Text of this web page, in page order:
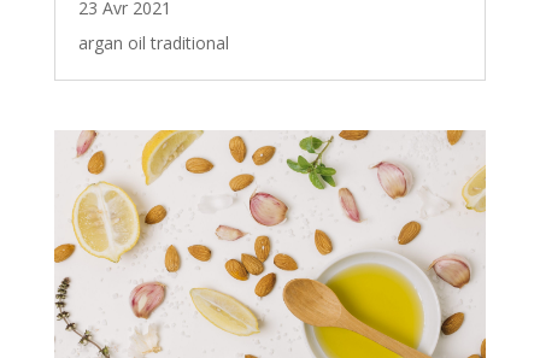
23 Avr 2021
argan oil traditional